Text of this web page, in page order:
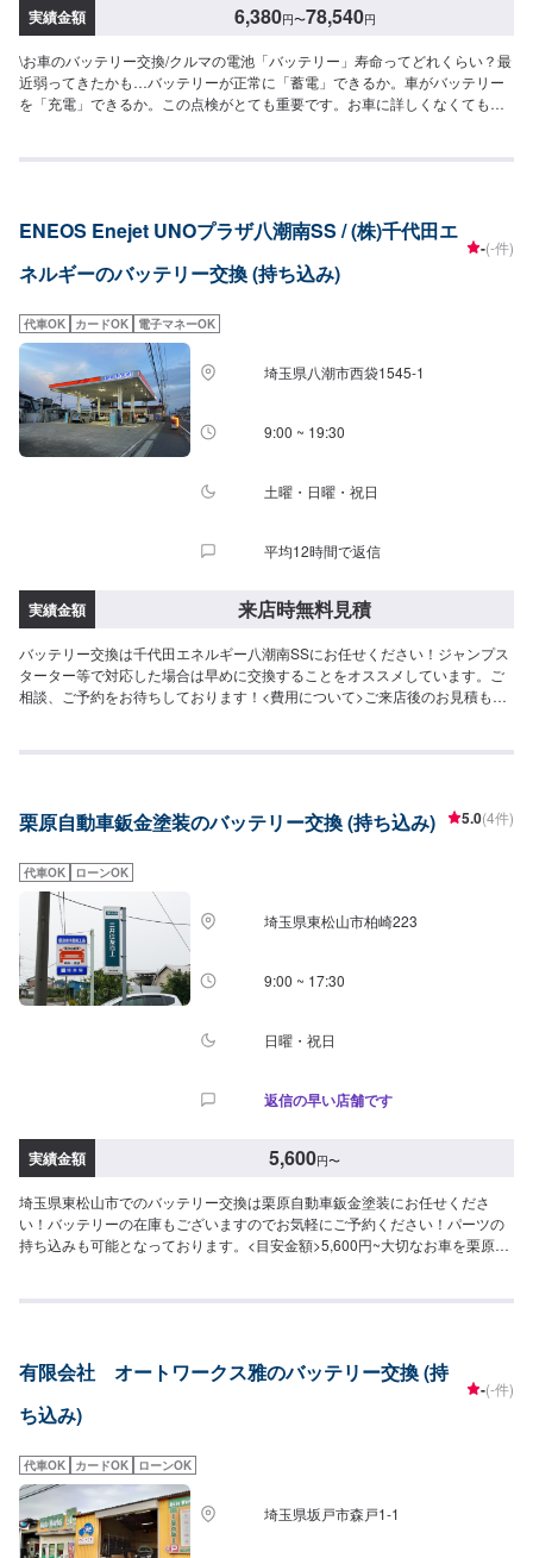
実績金額 6,380円〜78,540円
\お車のバッテリー交換/クルマの電池「バッテリー」寿命ってどれくらい？最
近弱ってきたかも…バッテリーが正常に「蓄電」できるか。車がバッテリー
を「充電」できるか。この点検がとても重要です。お車に詳しくなくても当
ッテリー交換販売】●タント･ワゴンR･ヴィッツ・フィット・カローラ・レガ
ど：33,000円前後●ベンツC･BMW3･VWゴルフなど：36,300円前後●ベンツ
E･BMW5/6･VWパサートなど：39,600円前後●ベンツS･BMW7･Audi7/8な
ど：42,900円前後●ベンツG･BMWX･VWトゥアレグなど：46,200円前後※後
3,300円前後●ベンツA/B･BMW1･VWポロなど：6,600円前後●ベンツC･
BMW3･VWゴルフなど：7,260円前後●ベンツE･BMW5/6･VWパサートなど：
7,920円前後●ベンツS･BMW7･Audi7/8など：8,580円前後●ベンツG･BMWX･
VWトゥアレグなど：9,240円前後診断・液補充はサービスとなります。【廃
棄バッテリー処理】330円〜出張引取サービスはありません。車種により金
額が前後する場合もございます。他店購入車の対応も、輸入車の対応も、ク
ルマの購入もいろいろ、説明力も対応力も！1969年に創業して以来、50年以
元の皆様の支えでここまで1歩ずつ成長をさせて頂きました。これからもお客
ENEOS Enejet UNOプラザ八潮南SS / (株)千代田エ
ネルギーのバッテリー交換 (持ち込み)
-(-件)
代車OK カードOK 電子マネーOK
埼玉県八潮市西袋1545-1
9:00 ~ 19:30
土曜・日曜・祝日
平均12時間で返信
実績金額 来店時無料見積
バッテリー交換は千代田エネルギー八潮南SSにお任せください！ジャンプス
ターター等で対応した場合は早めに交換することをオススメしています。ご
相談、ご予約をお待ちしております！<費用について>ご来店後のお見積もり
栗原自動車鈑金塗装のバッテリー交換 (持ち込み) 5.0(4件)
代車OK ローンOK
埼玉県東松山市柏崎223
9:00 ~ 17:30
日曜・祝日
返信の早い店舗です
実績金額 5,600円〜
埼玉県東松山市でのバッテリー交換は栗原自動車鈑金塗装にお任せくださ
い！バッテリーの在庫もございますのでお気軽にご予約ください！パーツの
持ち込みも可能となっております。<目安金額>5,600円~大切なお車を栗原自
高い技術で満足な仕上がりを常にご提供できるよう研鑽努力し、安心運転の
イフを幅広く支えてまいります。オイル交換や車検、タイヤ交換などの基本
的な車のメンテナンスも承っておりますのでお困りの際はお気軽にご相談く
ださい！
有限会社 オートワークス雅のバッテリー交換 (持
ち込み)
-(-件)
代車OK カードOK ローンOK
埼玉県坂戸市森戸1-1